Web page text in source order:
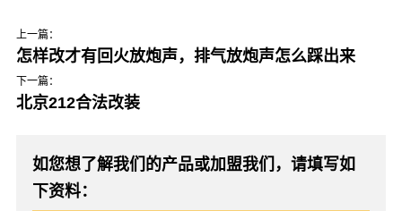
上一篇：
怎样改才有回火放炮声，排气放炮声怎么踩出来
下一篇：
北京212合法改装
如您想了解我们的产品或加盟我们，请填写如
下资料：